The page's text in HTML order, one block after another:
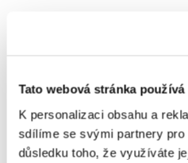
Tato webová stránka
K personalizaci obsahu a
sdílíme se svými partnery
důsledku toho, že využíváte